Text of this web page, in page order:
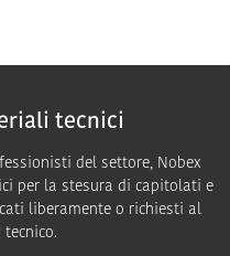
tecnici
del settore, Nobex
per la stesura di capitolati e
liberamente o richiesti al